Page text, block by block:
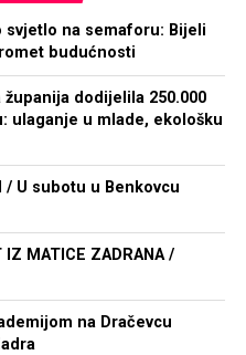
svjetlo na semaforu: Bijeli
budućnosti
županija dodijelila 250.000
ulaganje u mlade, ekološku
/ U subotu u Benkovcu
IZ MATICE ZADRANA /
na Dračevcu